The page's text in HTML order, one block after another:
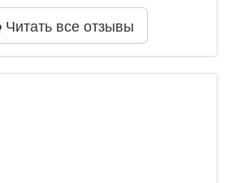
Читать все отзывы